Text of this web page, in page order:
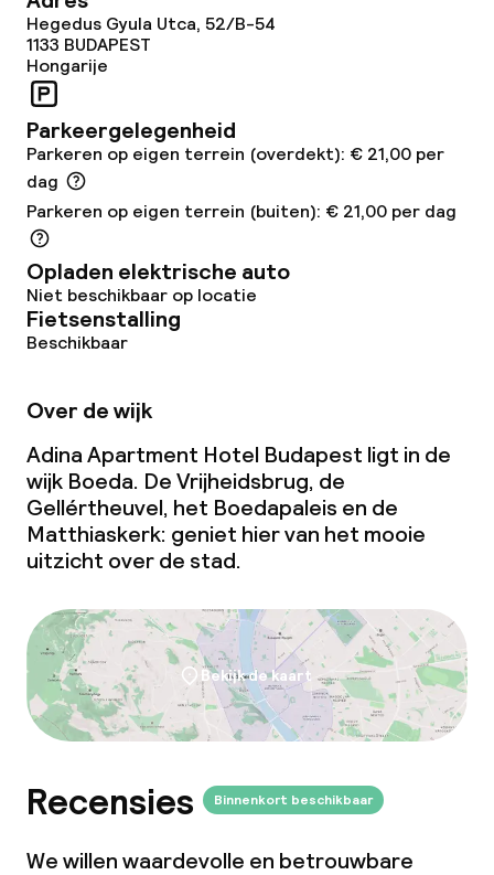
Faciliteiten en diensten voor kinderen
Schoonmaakvoorzieningen
Wasfaciliteiten (wasmachine)
Wasservice
Zakelijke faciliteiten
Conferentieruimte
Vergaderruimte
Beleid
Overal rookvrij
Vrijgezellenfeesten of andere feesten
niet toegestaan
Hegedus Gyula Utca, 52/B-54
1133 BUDAPEST
Hongarije
Parkeergelegenheid
Parkeren op eigen terrein (overdekt): € 21,00 per
dag
Parkeren op eigen terrein (buiten): € 21,00 per dag
Opladen elektrische auto
Niet beschikbaar op locatie
Fietsenstalling
Beschikbaar
Over de wijk
Adina Apartment Hotel Budapest ligt in de
wijk Boeda. De Vrijheidsbrug, de
Gellértheuvel, het Boedapaleis en de
Matthiaskerk: geniet hier van het mooie
uitzicht over de stad.
Bekijk de kaart
Recensies Binnenkort beschikbaar
We willen waardevolle en betrouwbare